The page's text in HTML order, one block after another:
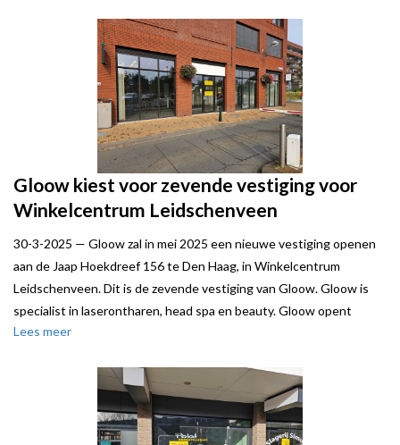
elegantie en schoonheid van kunst.
Verhuurder werd bijgestaan door Steven de Neeff van Local Joe.
Gloow kiest voor zevende vestiging voor
Winkelcentrum Leidschenveen
30-3-2025 — Gloow zal in mei 2025 een nieuwe vestiging openen
aan de Jaap Hoekdreef 156 te Den Haag, in Winkelcentrum
Leidschenveen. Dit is de zevende vestiging van Gloow. Gloow is
specialist in laserontharen, head spa en beauty. Gloow opent
binnenkort in Amsterdam haar achtste vestiging.
Steven de Neeff van Local Joe stond verhuurder bij.
Lees meer